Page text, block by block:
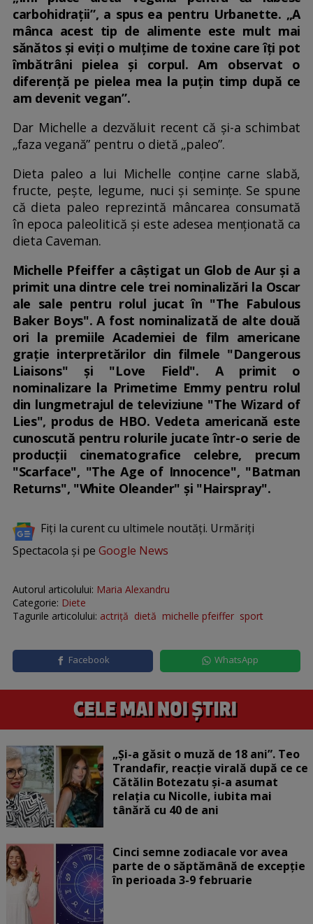
carbohidrații”, a spus ea pentru Urbanette. „A
mânca acest tip de alimente este mult mai
sănătos și eviți o mulțime de toxine care îți pot
îmbătrâni pielea și corpul. Am observat o
diferență pe pielea mea la puțin timp după ce
am devenit vegan”.
Dar Michelle a dezvăluit recent că și-a schimbat
„faza vegană” pentru o dietă „paleo”.
Dieta paleo a lui Michelle conține carne slabă,
fructe, pește, legume, nuci și semințe. Se spune
că dieta paleo reprezintă mâncarea consumată
în epoca paleolitică și este adesea menționată ca
dieta Caveman.
Michelle Pfeiffer a câştigat un Glob de Aur şi a
primit una dintre cele trei nominalizări la Oscar
ale sale pentru rolul jucat în "The Fabulous
Baker Boys". A fost nominalizată de alte două
ori la premiile Academiei de film americane
graţie interpretărilor din filmele "Dangerous
Liaisons" şi "Love Field". A primit o
nominalizare la Primetime Emmy pentru rolul
din lungmetrajul de televiziune "The Wizard of
Lies", produs de HBO. Vedeta americană este
cunoscută pentru rolurile jucate într-o serie de
producţii cinematografice celebre, precum
"Scarface", "The Age of Innocence", "Batman
Returns", "White Oleander" şi "Hairspray".
Fiți la curent cu ultimele noutăți. Urmăriți
Spectacola și pe Google News
Autorul articolului: Maria Alexandru
Categorie: Diete
Tagurile articolului: actriță dietă michelle pfeiffer sport
Facebook WhatsApp
„Și-a găsit o muză de 18 ani”. Teo
Trandafir, reacție virală după ce ce
Cătălin Botezatu și-a asumat
relația cu Nicolle, iubita mai
tânără cu 40 de ani
Cinci semne zodiacale vor avea
parte de o săptămână de excepție
în perioada 3-9 februarie